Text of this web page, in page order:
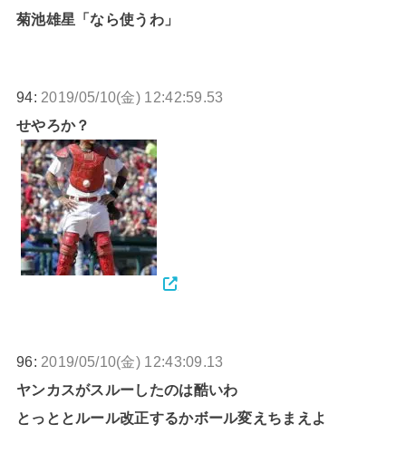
菊池雄星「なら使うわ」
94: 2019/05/10(金) 12:42:59.53
せやろか？
96: 2019/05/10(金) 12:43:09.13
ヤンカスがスルーしたのは酷いわ
とっととルール改正するかボール変えちまえよ